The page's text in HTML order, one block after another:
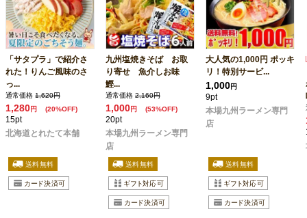
「サタプラ」で紹介さ
れた！りんご風味のさ
っ...
通常価格 1,620円
1,280円 (20%OFF)
15pt
北海道とれたて本舗
九州塩焼きそば お取
り寄せ 魚介しお味
鰹...
通常価格 2,160円
1,000円 (53%OFF)
20pt
本場九州ラーメン専門
店
大人気の1,000円 ポッキ
リ！特別サービ...
1,000円
9pt
本場九州ラーメン専門
店